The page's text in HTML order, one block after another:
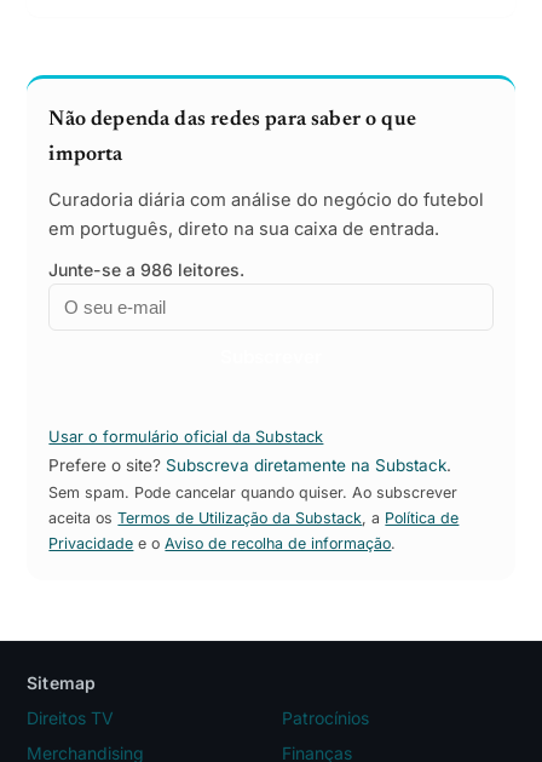
Não dependa das redes para saber o que
importa
Curadoria diária com análise do negócio do futebol
em português, direto na sua caixa de entrada.
Junte-se a 986 leitores.
Email
Empresa
Usar o formulário oficial da Substack
Prefere o site?Subscreva diretamente na Substack.
Sem spam. Pode cancelar quando quiser. Ao subscrever
aceita osTermos de Utilização da Substack , a Política de
Privacidade e oAviso de recolha de informação.
Sitemap
Direitos TV
Patrocínios
Merchandising
Finanças